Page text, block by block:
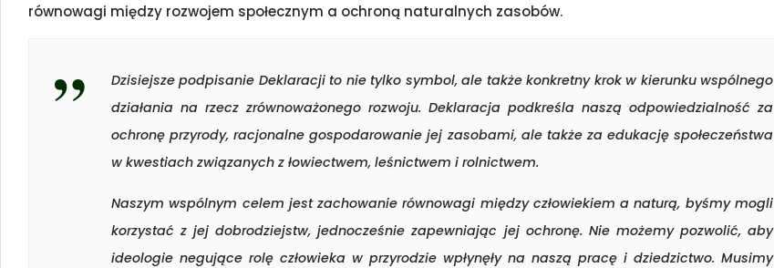
równowagi między rozwojem społecznym a ochroną naturalnych zasobów.
Dzisiejsze podpisanie Deklaracji to nie tylko symbol, ale także konkretny krok w kierunku wspólnego
działania na rzecz zrównoważonego rozwoju. Deklaracja podkreśla naszą odpowiedzialność za
ochronę przyrody, racjonalne gospodarowanie jej zasobami, ale także za edukację społeczeństwa
w kwestiach związanych z łowiectwem, leśnictwem i rolnictwem.
Naszym wspólnym celem jest zachowanie równowagi między człowiekiem a naturą, byśmy mogli
korzystać z jej dobrodziejstw, jednocześnie zapewniając jej ochronę. Nie możemy pozwolić, aby
ideologie negujące rolę człowieka w przyrodzie wpłynęły na naszą pracę i dziedzictwo. Musimy